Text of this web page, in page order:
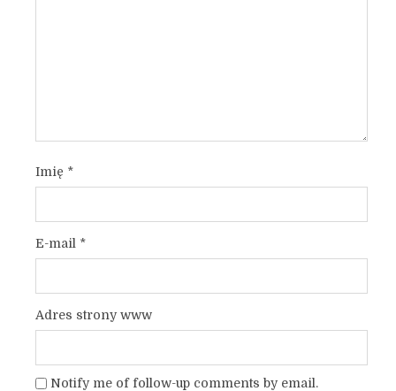
Imię *
E-mail *
Adres strony www
Notify me of follow-up comments by email.